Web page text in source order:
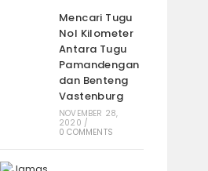
Mencari Tugu
Nol Kilometer
Antara Tugu
Pamandengan
dan Benteng
Vastenburg
NOVEMBER 28,
2020 /
0 COMMENTS